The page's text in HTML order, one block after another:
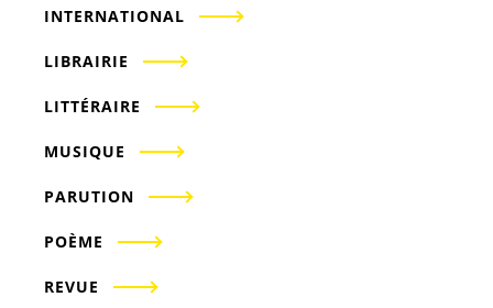
INTERNATIONAL
LIBRAIRIE
LITTÉRAIRE
MUSIQUE
PARUTION
POÈME
REVUE